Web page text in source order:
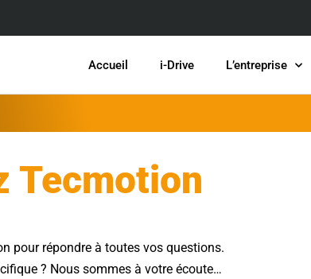
Accueil i-Drive L’entreprise
Tecmotion
pour répondre à toutes vos questions.
? Nous sommes à votre écoute…